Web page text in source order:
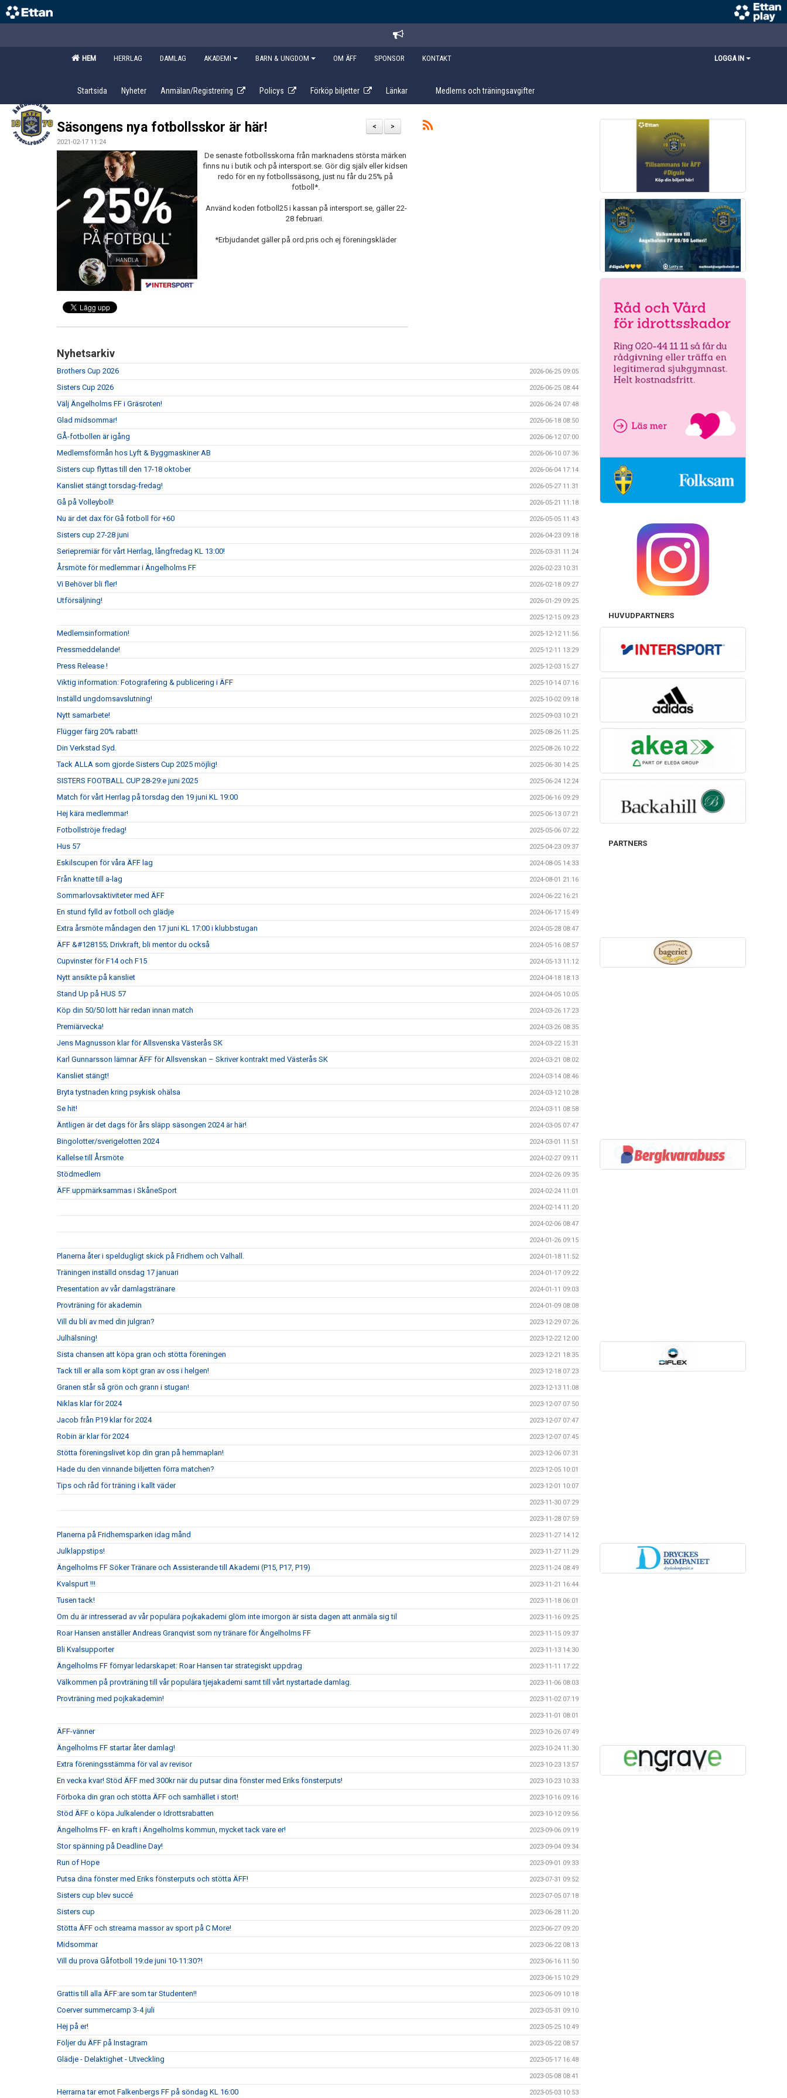
HEM HERRLAG DAMLAG AKADEMI BARN & UNGDOM OM ÄFF SPONSOR KONTAKT LOGGA IN
Startsida Nyheter Anmälan/Registrering Policys Förköp biljetter Länkar Medlems och träningsavgifter
>
<
Säsongens nya fotbollsskor är här!
2021-02-17 11:24
De senaste fotbollsskorna från marknadens största märken
finns nu i butik och på intersport.se. Gör dig själv eller kidsen
redo för en ny fotbollssäsong, just nu får du 25% på
fotboll*.
Använd koden fotboll25 i kassan på intersport.se, gäller 22-
28 februari.
*Erbjudandet gäller på ord.pris och ej föreningskläder
Nyhetsarkiv
Brothers Cup 2026 2026-06-25 09:05
Sisters Cup 2026 2026-06-25 08:44
Välj Ängelholms FF i Gräsroten! 2026-06-24 07:48
Glad midsommar! 2026-06-18 08:50
GÅ-fotbollen är igång 2026-06-12 07:00
Medlemsförmån hos Lyft & Byggmaskiner AB 2026-06-10 07:36
Sisters cup flyttas till den 17-18 oktober 2026-06-04 17:14
Kansliet stängt torsdag-fredag! 2026-05-27 11:31
Gå på Volleyboll! 2026-05-21 11:18
Nu är det dax för Gå fotboll för +60 2026-05-05 11:43
Sisters cup 27-28 juni 2026-04-23 09:18
Seriepremiär för vårt Herrlag, långfredag KL 13:00! 2026-03-31 11:24
Årsmöte för medlemmar i Ängelholms FF 2026-02-23 10:31
Vi Behöver bli fler! 2026-02-18 09:27
Utförsäljning! 2026-01-29 09:25
2025-12-15 09:23
Medlemsinformation! 2025-12-12 11:56
Pressmeddelande! 2025-12-11 13:29
Press Release ! 2025-12-03 15:27
Viktig information: Fotografering & publicering i ÄFF 2025-10-14 07:16
Inställd ungdomsavslutning! 2025-10-02 09:18
Nytt samarbete! 2025-09-03 10:21
Flügger färg 20% rabatt! 2025-08-26 11:25
Din Verkstad Syd. 2025-08-26 10:22
Tack ALLA som gjorde Sisters Cup 2025 möjlig! 2025-06-30 14:25
SISTERS FOOTBALL CUP 28-29:e juni 2025 2025-06-24 12:24
Match för vårt Herrlag på torsdag den 19 juni KL 19:00 2025-06-16 09:29
Hej kära medlemmar! 2025-06-13 07:21
Fotbollströje fredag! 2025-05-06 07:22
Hus 57 2025-04-23 09:37
Eskilscupen för våra ÄFF lag 2024-08-05 14:33
Från knatte till a-lag 2024-08-01 21:16
Sommarlovsaktiviteter med ÄFF 2024-06-22 16:21
En stund fylld av fotboll och glädje 2024-06-17 15:49
Extra årsmöte måndagen den 17 juni KL 17:00 i klubbstugan 2024-05-28 08:47
ÄFF &#128155; Drivkraft, bli mentor du också 2024-05-16 08:57
Cupvinster för F14 och F15 2024-05-13 11:12
Nytt ansikte på kansliet 2024-04-18 18:13
Stand Up på HUS 57 2024-04-05 10:05
Köp din 50/50 lott här redan innan match 2024-03-26 17:23
Premiärvecka! 2024-03-26 08:35
Jens Magnusson klar för Allsvenska Västerås SK 2024-03-22 15:31
Karl Gunnarsson lämnar ÄFF för Allsvenskan – Skriver kontrakt med Västerås SK 2024-03-21 08:02
Kansliet stängt! 2024-03-14 08:46
Bryta tystnaden kring psykisk ohälsa 2024-03-12 10:28
Se hit! 2024-03-11 08:58
Äntligen är det dags för års släpp säsongen 2024 är här! 2024-03-05 07:47
Bingolotter/sverigelotten 2024 2024-03-01 11:51
Kallelse till Årsmöte 2024-02-27 09:11
Stödmedlem 2024-02-26 09:35
ÄFF uppmärksammas i SkåneSport 2024-02-24 11:01
2024-02-14 11:20
2024-02-06 08:47
2024-01-26 09:15
Planerna åter i speldugligt skick på Fridhem och Valhall. 2024-01-18 11:52
Träningen inställd onsdag 17 januari 2024-01-17 09:22
Presentation av vår damlagstränare 2024-01-11 09:03
Provträning för akademin 2024-01-09 08:08
Vill du bli av med din julgran? 2023-12-29 07:26
Julhälsning! 2023-12-22 12:00
Sista chansen att köpa gran och stötta föreningen 2023-12-21 18:35
Tack till er alla som köpt gran av oss i helgen! 2023-12-18 07:23
Granen står så grön och grann i stugan! 2023-12-13 11:08
Niklas klar för 2024 2023-12-07 07:50
Jacob från P19 klar för 2024 2023-12-07 07:47
Robin är klar för 2024 2023-12-07 07:45
Stötta föreningslivet köp din gran på hemmaplan! 2023-12-06 07:31
Hade du den vinnande biljetten förra matchen? 2023-12-05 10:01
Tips och råd för träning i kallt väder 2023-12-01 10:07
2023-11-30 07:29
2023-11-28 07:59
Planerna på Fridhemsparken idag månd 2023-11-27 14:12
Julklappstips! 2023-11-27 11:29
Ängelholms FF Söker Tränare och Assisterande till Akademi (P15, P17, P19) 2023-11-24 08:49
Kvalspurt !!! 2023-11-21 16:44
Tusen tack! 2023-11-18 06:01
Om du är intresserad av vår populära pojkakademi glöm inte imorgon är sista dagen att anmäla sig til 2023-11-16 09:25
Roar Hansen anställer Andreas Granqvist som ny tränare för Ängelholms FF 2023-11-15 09:37
Bli Kvalsupporter 2023-11-13 14:30
Ängelholms FF förnyar ledarskapet: Roar Hansen tar strategiskt uppdrag 2023-11-11 17:22
Välkommen på provträning till vår populära tjejakademi samt till vårt nystartade damlag. 2023-11-06 08:03
Provträning med pojkakademin! 2023-11-02 07:19
2023-11-01 08:01
ÄFF-vänner 2023-10-26 07:49
Ängelholms FF startar åter damlag! 2023-10-24 11:30
Extra föreningsstämma för val av revisor 2023-10-23 13:57
En vecka kvar! Stöd ÄFF med 300kr när du putsar dina fönster med Eriks fönsterputs! 2023-10-23 10:33
Förboka din gran och stötta ÄFF och samhället i stort! 2023-10-16 09:16
Stöd ÄFF o köpa Julkalender o Idrottsrabatten 2023-10-12 09:56
Ängelholms FF- en kraft i Ängelholms kommun, mycket tack vare er! 2023-09-06 09:19
Stor spänning på Deadline Day! 2023-09-04 09:34
Run of Hope 2023-09-01 09:33
Putsa dina fönster med Eriks fönsterputs och stötta ÄFF! 2023-07-31 09:52
Sisters cup blev succé 2023-07-05 07:18
Sisters cup 2023-06-28 11:20
Stötta ÄFF och streama massor av sport på C More! 2023-06-27 09:20
Midsommar 2023-06-22 08:13
Vill du prova Gåfotboll 19:de juni 10-11:30?! 2023-06-16 11:50
2023-06-15 10:29
Grattis till alla ÄFF:are som tar Studenten!! 2023-06-09 10:18
Coerver summercamp 3-4 juli 2023-05-31 09:10
Hej på er! 2023-05-25 10:49
Följer du ÄFF på Instagram 2023-05-22 08:57
Glädje - Delaktighet - Utveckling 2023-05-17 16:48
2023-05-08 08:41
Herrarna tar emot Falkenbergs FF på söndag KL 16:00 2023-05-03 10:53
HUVUDPARTNERS
PARTNERS